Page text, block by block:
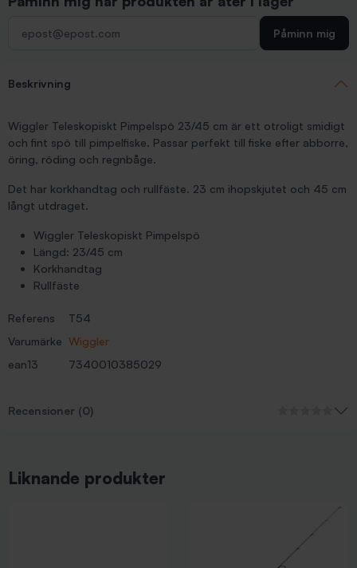
Påminn mig
Beskrivning
Wiggler Teleskopiskt Pimpelspö 23/45 cm är ett otroligt smidigt
och fint spö till pimpelfiske. Passar perfekt till fiske efter abborre,
öring, röding och regnbåge.
Det har korkhandtag och rullfäste. 23 cm ihopskjutet och 45 cm
långt utdraget.
Wiggler Teleskopiskt Pimpelspö
Längd: 23/45 cm
Korkhandtag
Rullfäste
Referens
T54
Varumärke Wiggler
ean13
7340010385029
Recensioner (0)
Liknande produkter